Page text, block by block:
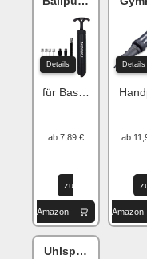
Details
für Basketball,
ab 7,89 €
zu
Amazon
Details
ab
Amazon
Uhlsport Ballpumpe